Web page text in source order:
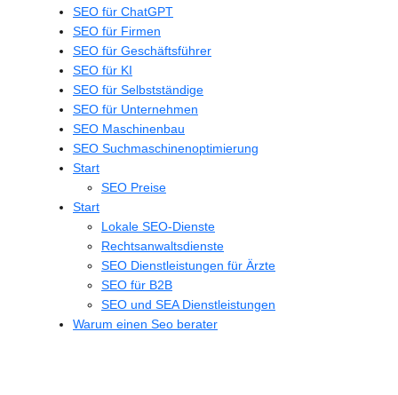
SEO für ChatGPT
SEO für Firmen
SEO für Geschäftsführer
SEO für KI
SEO für Selbstständige
SEO für Unternehmen
SEO Maschinenbau
SEO Suchmaschinenoptimierung
Start
SEO Preise
Start
Lokale SEO-Dienste
Rechtsanwaltsdienste
SEO Dienstleistungen für Ärzte
SEO für B2B
SEO und SEA Dienstleistungen
Warum einen Seo berater